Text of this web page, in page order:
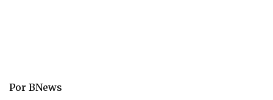
Por BNews